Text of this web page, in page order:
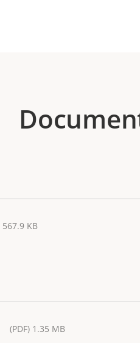
567.9 KB
(PDF) 1.35 MB